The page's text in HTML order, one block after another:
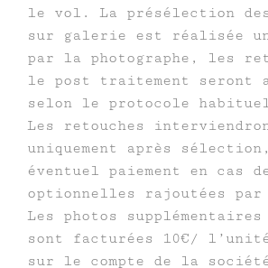
le vol. La présélection des
sur galerie est réalisée
par la photographe, les
le post traitement seront
selon le protocole
Les retouches
uniquement après
éventuel paiement en cas
optionnelles rajoutées
Les photos
sont facturées 10€/
sur le compte de la